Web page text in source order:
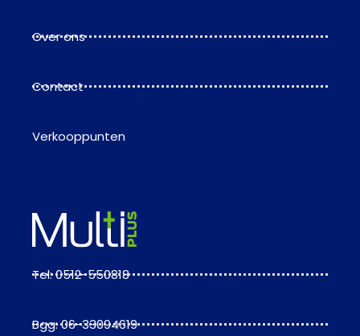
Over ons
Contact
Verkooppunten
Tel: 0512-550818
Bgg: 06-33094619